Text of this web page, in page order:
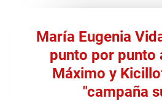
María Eugenia
punto por punto
Máximo y
"campaña